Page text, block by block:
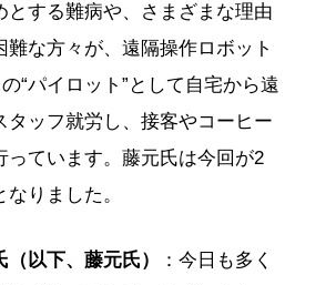
とする難病や、さまざまな理由
難な方々が、遠隔操作ロボット
の“パイロット”として自宅から遠
タッフ就労し、接客やコーヒー
っています。藤元氏は今回が2
りました。
以下、藤元氏）
：今日も多く